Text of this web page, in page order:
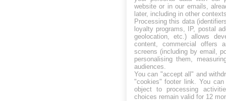
website or in our emails,
later, including in other
Processing this data
loyalty programs, IP, postal
geolocation, etc.) allows
content, commercial offers
screens (including by email,
personalising them,
audiences.
You can "accept all" and
"cookies" footer link. You can
object to processing
choices remain valid for 12